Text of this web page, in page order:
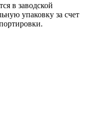
в заводской
упаковку за счет